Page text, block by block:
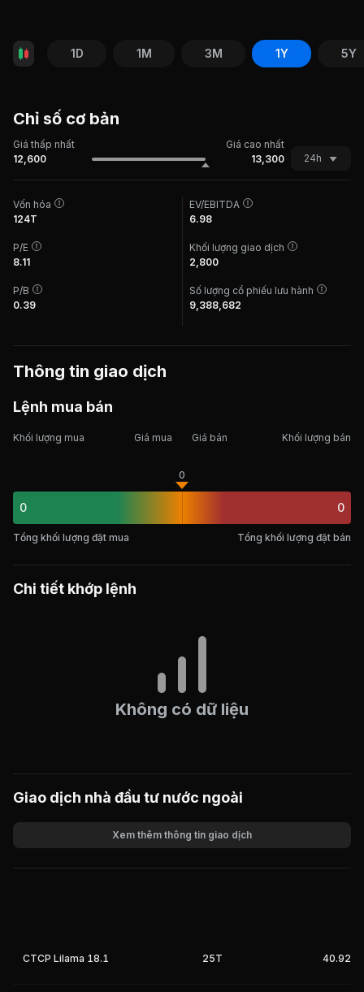
1D 1M 3M 1Y 5Y
Chỉ số cơ bản
Giá thấp nhất
Giá cao nhất
12,600
13,300 24h
Vốn hóa
124T
P/E
8.11
P/B
0.39
EV/EBITDA
6.98
Khối lượng giao dịch
2,800
Số lượng cổ phiếu lưu hành
9,388,682
Thông tin giao dịch
Lệnh mua bán
Khối lượng mua Giá mua Giá bán Khối lượng bán
0
0
0
Tổng khối lượng đặt mua Tổng khối lượng đặt bán
Chi tiết khớp lệnh
Không có dữ liệu
Giao dịch nhà đầu tư nước ngoài
Xem thêm thông tin giao dịch
CTCP Lilama 18.1 25T 40.92%